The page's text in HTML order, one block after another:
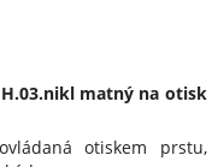
H.03.nikl matný na otisk
otiskem prstu,